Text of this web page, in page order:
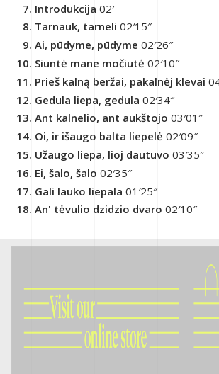
Introdukcija 02′
Tarnauk, tarneli 02′15″
Ai, pūdyme, pūdyme 02′26″
Siuntė mane močiutė 02′10″
Prieš kalną beržai, pakalnėj klevai
Gedula liepa, gedula 02′34″
Ant kalnelio, ant aukštojo 03′01″
Oi, ir išaugo balta liepelė 02′09″
Užaugo liepa, lioj dautuvo 03′35″
Ei, šalo, šalo 02′35″
Gali lauko liepala 01′25″
An' tėvulio dzidzio dvaro 02′10″